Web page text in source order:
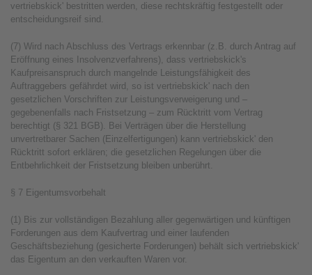
vertriebskick' bestritten werden, diese rechtskräftig festgestellt oder
entscheidungsreif sind.
(7) Wird nach Abschluss des Vertrags erkennbar (z.B. durch Antrag auf
Eröffnung eines Insolvenzverfahrens), dass vertriebskick's
Kaufpreisanspruch durch mangelnde Leistungsfähigkeit des
Auftraggebers gefährdet wird, so ist vertriebskick' nach den
gesetzlichen Vorschriften zur Leistungsverweigerung und –
gegebenenfalls nach Fristsetzung – zum Rücktritt vom Vertrag
berechtigt (§ 321 BGB). Bei Verträgen über die Herstellung
unvertretbarer Sachen (Einzelfertigungen) kann vertriebskick' den
Rücktritt sofort erklären; die gesetzlichen Regelungen über die
Entbehrlichkeit der Fristsetzung bleiben unberührt.
§ 7 Eigentumsvorbehalt
(1) Bis zur vollständigen Bezahlung aller gegenwärtigen und künftigen
Forderungen aus dem Kaufvertrag und einer laufenden
Geschäftsbeziehung (gesicherte Forderungen) behält sich vertriebskick'
das Eigentum an den verkauften Waren vor.